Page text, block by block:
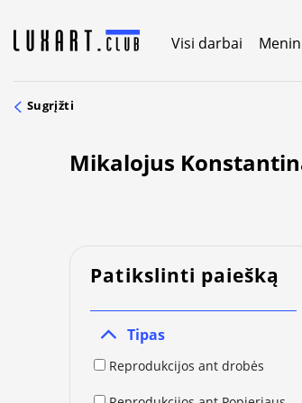
content
Visi darbai
Sugrįžti
Mikalojus
Patikslinti paiešką
Tipas
Reprodukcijos ant drobės